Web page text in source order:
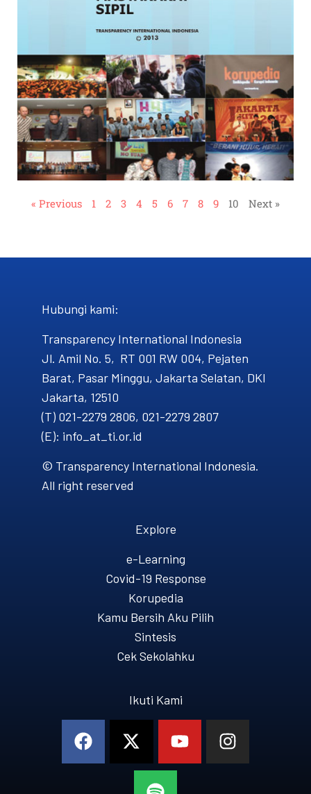
« Previous 1 2 3 4 5 6 7 8 9 10 Next »
Hubungi kami​:
Transparency International Indonesia
Jl. Amil No. 5, RT 001 RW 004, Pejaten
Barat, Pasar Minggu, Jakarta Selatan, DKI
Jakarta, 12510
(T) 021-2279 2806, 021-2279 2807
(E): info_at_ti.or.id
© Transparency International Indonesia.
All right reserved
Explore
e-Learning
Covid-19 Response
Korupedia
Kamu Bersih Aku Pilih
Sintesis
Cek Sekolahku
Ikuti Kami